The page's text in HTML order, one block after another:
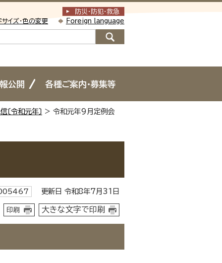
防災・防犯・救急
イズ・色の変更
Foreign language
公開 各種ご案内・募集等
〔令和元年〕 > 令和元年9月定例会
更新日 令和8年7月31日
印刷 大きな文字で印刷